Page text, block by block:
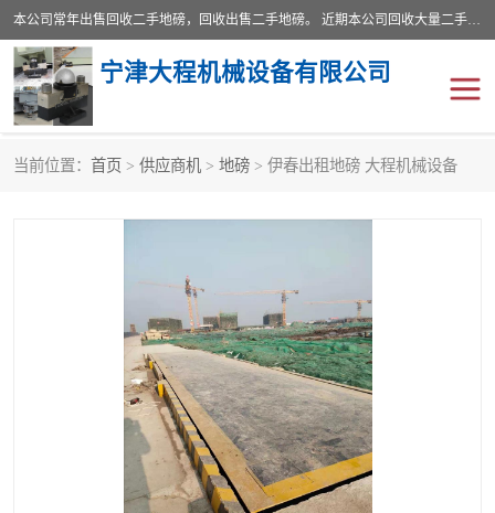
本公司常年出售回收二手地磅，回收出售二手地磅。 近期本公司回收大量二手地磅，型号齐全，宽度从2米到3.5米，长度5米到25米，承重吨位从10到200吨，成色7—9成新。 ? 使用年限6个月至2年，产品来源于个人闲置品，工矿企业停用品，因小换大而来。 精准度和新的一样， 二手地磅是内行人的选择，打个电话就省钱朋友您好等什么
宁津大程机械设备有限公司
当前位置： 首页 > 供应商机 > 地磅 > 伊春出租地磅 大程机械设备
食品烘干机
装载机电子秤 输送机
半自动输送机 全自动输送机
食品螺旋塔